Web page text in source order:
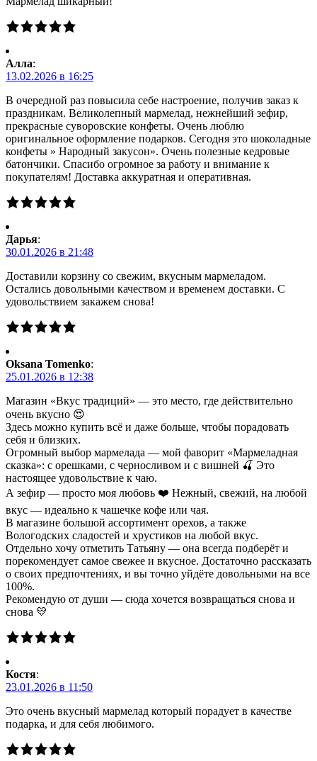
Алла:
13.02.2026 в 16:25
В очередной раз повысила себе настроение, получив заказ к
праздникам. Великолепный мармелад, нежнейший зефир,
прекрасные суворовские конфеты. Очень люблю
оригинальное оформление подарков. Сегодня это шоколадные
конфеты » Народный закусон». Очень полезные кедровые
батончики. Спасибо огромное за работу и внимание к
покупателям! Доставка аккуратная и оперативная.
Дарья:
30.01.2026 в 21:48
Доставили корзину со свежим, вкусным мармеладом.
Остались довольными качеством и временем доставки. С
удовольствием закажем снова!
Oksana Tomenko:
25.01.2026 в 12:38
Магазин «Вкус традиций» — это место, где действительно
очень вкусно 😍
Здесь можно купить всё и даже больше, чтобы порадовать
себя и близких.
Огромный выбор мармелада — мой фаворит «Мармеладная
сказка»: с орешками, с черносливом и с вишней 🍒 Это
настоящее удовольствие к чаю.
А зефир — просто моя любовь ❤️ Нежный, свежий, на любой
вкус — идеально к чашечке кофе или чая.
В магазине большой ассортимент орехов, а также
Вологодских сладостей и хрустиков на любой вкус.
Отдельно хочу отметить Татьяну — она всегда подберёт и
порекомендует самое свежее и вкусное. Достаточно рассказать
о своих предпочтениях, и вы точно уйдёте довольными на все
100%.
Рекомендую от души — сюда хочется возвращаться снова и
снова 💛
Костя:
23.01.2026 в 11:50
Это очень вкусный мармелад который порадует в качестве
подарка, и для себя любимого.